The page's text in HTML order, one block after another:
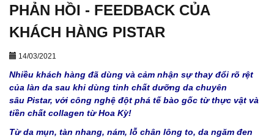
PHẢN HỒI - FEEDBACK CỦA
KHÁCH HÀNG PISTAR
14/03/2021
Nhiều khách hàng đã dùng và cảm nhận sự thay đổi rõ rệt
của làn da sau khi dùng tinh chất dưỡng da chuyên
sâu Pistar, với công nghệ đột phá tế bào gốc từ thực vật và
tiền chất collagen từ Hoa Kỳ!
Từ da mụn, tàn nhang, nám, lỗ chân lông to, da ngăm đen